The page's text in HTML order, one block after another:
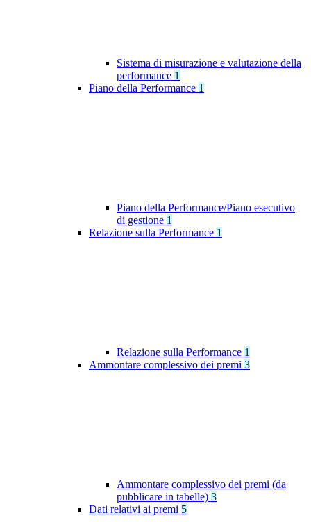
Sistema di misurazione e valutazione della
performance 1
Piano della Performance 1
Piano della Performance/Piano esecutivo
di gestione 1
Relazione sulla Performance 1
Relazione sulla Performance 1
Ammontare complessivo dei premi 3
Ammontare complessivo dei premi (da
pubblicare in tabelle) 3
Dati relativi ai premi 5